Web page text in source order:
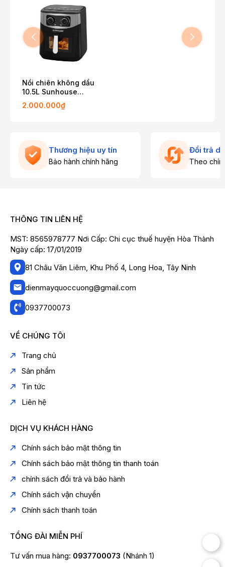
Nồi chiên không dầu
10.5L Sunhouse
SHD4038
2.000.000₫
Thương hiệu uy tín
Bảo hành chính hãng
Đổi trả
Theo
THÔNG TIN LIÊN HỆ
MST: 8565978777 Nơi Cấp: Chi cục thuế huyện Hòa Thành
Ngày cấp: 17/01/2019
81 Châu Văn Liêm, Khu Phố 4, Long Hoa, Tây Ninh
dienmayquoccuong@gmail.com
0937700073
VỀ CHÚNG TÔI
Trang chủ
Sản phẩm
Tin tức
Liên hệ
DỊCH VỤ KHÁCH HÀNG
Chính sách bảo mật thông tin
Chính sách bảo mật thông tin thanh toán
chính sách đổi trả và bảo hành
Chính sách vận chuyển
Chính sách thanh toán
TỔNG ĐÀI MIỄN PHÍ
Tư vấn mua hàng: 0937700073 (Nhánh 1)